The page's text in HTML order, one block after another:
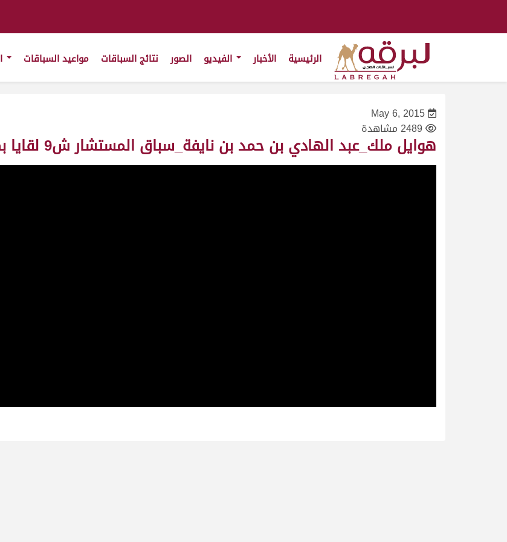
الرئيسية الأخبار الصور نتائج السباقات مواعيد السباقات
May 6, 2015
2489 مشاهدة
هوايل ملك_عبد الهادي بن حمد بن نايفة_سباق المستشار ش9 لقايا بكار عام_2_ت7:50:14 ت(20/12/2010)